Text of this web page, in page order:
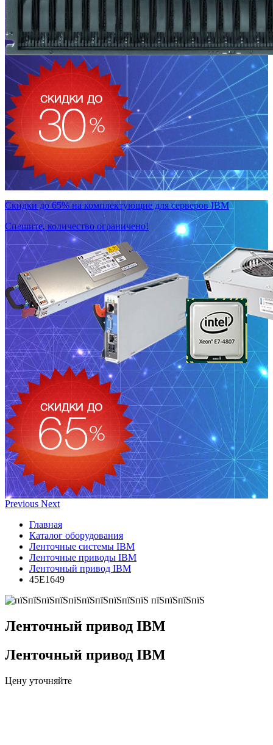
Скидки до 65% на комплектующие для серверов IBM
Спешите, количество ограничено!
Previous Next
Главная
Каталог оборудования
Ленточные системы IBM
Ленточные приводы IBM
Ленточный привод IBM
45E1649
Ленточный привод IBM
Ленточный привод IBM
Цену уточняйте